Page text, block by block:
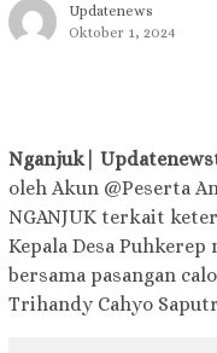
Updatenews
Oktober 1, 2024
Nganjuk|
oleh Akun @Peserta
NGANJUK terkait
Kepala Desa
bersama pasangan
Trihandy Cahyo